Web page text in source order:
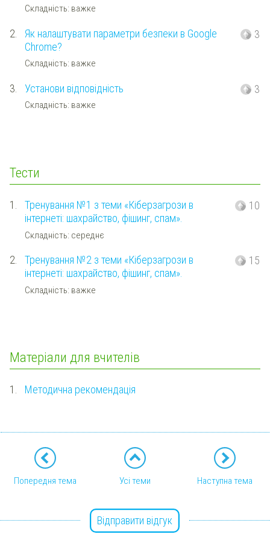
Складність: важке
2.
Як налаштувати параметри безпеки в Google
Chrome?
Складність: важке
3
3. Установи відповідність
Складність: важке
3
Тести
1.
Тренування №1 з теми «Кіберзагрози в
інтернеті: шахрайство, фішинг, спам».
Складність: середнє
10
2.
Тренування №2 з теми «Кіберзагрози в
інтернеті: шахрайство, фішинг, спам».
Складність: важке
15
Матеріали для вчителів
1. Методична рекомендація
Попередня тема Усі теми Наступна тема
Відправити відгук